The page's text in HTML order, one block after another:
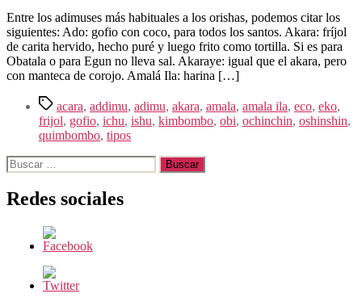
la
entrada
Entre los adimuses más habituales a los orishas, podemos citar los
siguientes: Ado: gofio con coco, para todos los santos. Akara: fríjol
de carita hervido, hecho puré y luego frito como tortilla. Si es para
Obatala o para Egun no lleva sal. Akaraye: igual que el akara, pero
con manteca de corojo. Amalá Ila: harina […]
Etiquetas
acara, addimu, adimu, akara, amala, amala ila, eco, eko,
frijol, gofio, ichu, ishu, kimbombo, obi, ochinchin, oshinshin,
quimbombo, tipos
Buscar:
Redes sociales